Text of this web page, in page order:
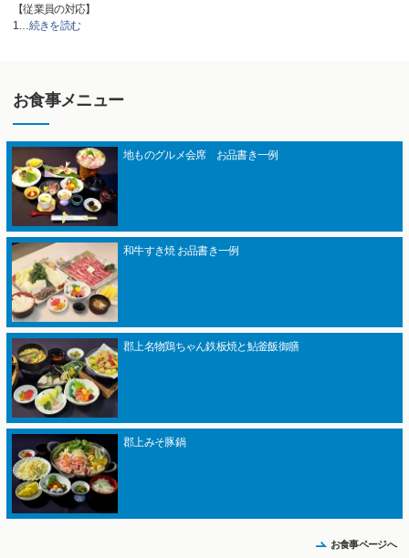
【従業員の対応】
1…続きを読む
お食事メニュー
地ものグルメ会席 お品書き一例
和牛すき焼 お品書き一例
郡上名物鶏ちゃん鉄板焼と鮎釜飯御膳
郡上みそ豚鍋
お食事ページへ